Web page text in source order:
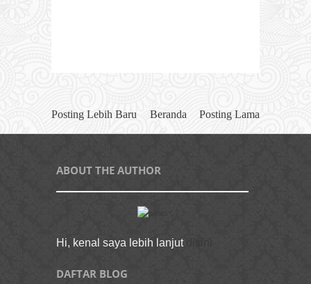
Posting Lebih Baru Posting Lama
Beranda
ABOUT THE AUTHOR
Hi, kenal saya lebih lanjut
DAFTAR BLOG